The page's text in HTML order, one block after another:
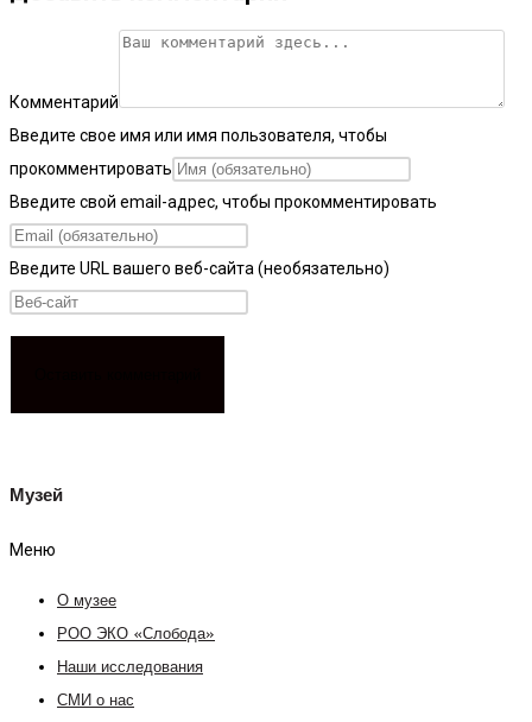
Комментарий
Введите свое имя или имя пользователя, чтобы
прокомментировать
Введите свой email-адрес, чтобы прокомментировать
Введите URL вашего веб-сайта (необязательно)
Музей
Меню
О музее
РОО ЭКО «Слобода»
Наши исследования
СМИ о нас